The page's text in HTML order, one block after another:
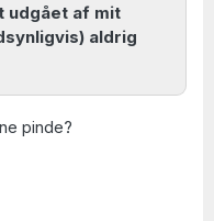
udgået af mit
aldrig
pinde?